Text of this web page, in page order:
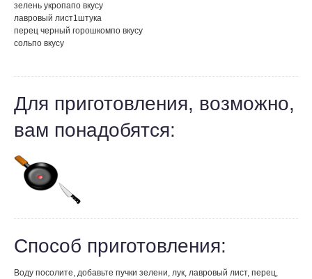
зелень укропапо вкусу
лавровый лист1штука
перец черный горошкомпо вкусу
сольпо вкусу
Для приготовления, возможно,
вам понадобятся:
Способ приготовления:
Воду посолите, добавьте пучки зелени, лук, лавровый лист, перец,